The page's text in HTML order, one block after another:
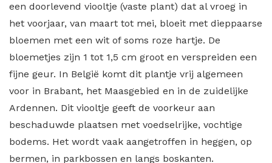
een doorlevend viooltje (vaste plant) dat al vroeg in
het voorjaar, van maart tot mei, bloeit met dieppaarse
bloemen met een wit of soms roze hartje. De
bloemetjes zijn 1 tot 1,5 cm groot en verspreiden een
fijne geur. In België komt dit plantje vrij algemeen
voor in Brabant, het Maasgebied en in de zuidelijke
Ardennen. Dit viooltje geeft de voorkeur aan
beschaduwde plaatsen met voedselrijke, vochtige
bodems. Het wordt vaak aangetroffen in heggen, op
bermen, in parkbossen en langs boskanten.